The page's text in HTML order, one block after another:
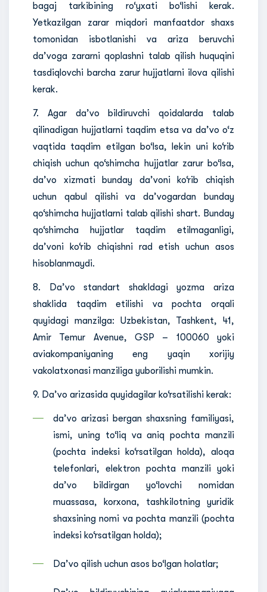
bagaj tarkibining ro‘yxati bo‘lishi kerak.
Yetkazilgan zarar miqdori manfaatdor shaxs
tomonidan isbotlanishi va ariza beruvchi
da’voga zararni qoplashni talab qilish huquqini
tasdiqlovchi barcha zarur hujjatlarni ilova qilishi
kerak.
7. Agar da’vo bildiruvchi qoidalarda talab
qilinadigan hujjatlarni taqdim etsa va da’vo o‘z
vaqtida taqdim etilgan bo‘lsa, lekin uni ko‘rib
chiqish uchun qo‘shimcha hujjatlar zarur bo‘lsa,
da’vo xizmati bunday da’voni ko‘rib chiqish
uchun qabul qilishi va da’vogardan bunday
qo‘shimcha hujjatlarni talab qilishi shart. Bunday
qo‘shimcha hujjatlar taqdim etilmaganligi,
da’voni ko‘rib chiqishni rad etish uchun asos
hisoblanmaydi.
8. Da’vo standart shakldagi yozma ariza
shaklida taqdim etilishi va pochta orqali
quyidagi manzilga: Uzbekistan, Tashkent, 41,
Amir Temur Avenue, GSP – 100060 yoki
aviakompaniyaning eng yaqin xorijiy
vakolatxonasi manziliga yuborilishi mumkin.
9. Da’vo arizasida quyidagilar ko‘rsatilishi kerak:
da’vo arizasi bergan shaxsning familiyasi,
ismi, uning to‘liq va aniq pochta manzili
(pochta indeksi ko‘rsatilgan holda), aloqa
telefonlari, elektron pochta manzili yoki
da’vo bildirgan yo‘lovchi nomidan
muassasa, korxona, tashkilotning yuridik
shaxsining nomi va pochta manzili (pochta
indeksi ko‘rsatilgan holda);
Da’vo qilish uchun asos bo‘lgan holatlar;